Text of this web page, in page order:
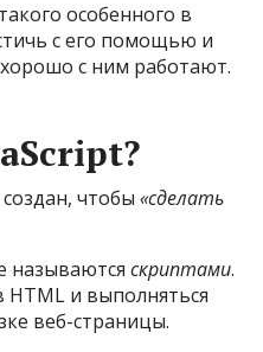
особенного в
с его помощью и
с ним работают.
чтобы«сделать
называютсяскриптами.
HTML и выполняться
веб-страницы.